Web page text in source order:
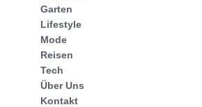
Garten
Lifestyle
Mode
Reisen
Tech
Über Uns
Kontakt